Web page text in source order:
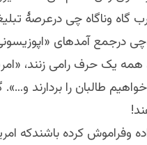
گاه وناگاه چی درعرصۀ
درجمع آمدهای
یک حرف رامی زنند،
طالبان را بردارند و…».
وفراموش کرده باشندکه